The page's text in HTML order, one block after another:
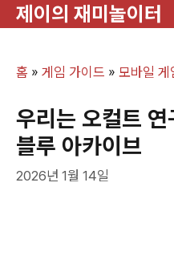
제이의 재미놀이터
홈 » 게임 가이드 » 모바일 게
우리는 오컬트
블루 아카이브
2026년 1월 14일